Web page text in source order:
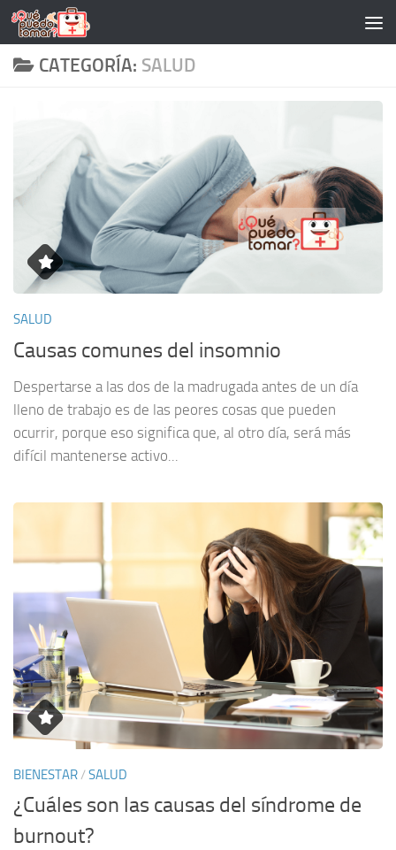
Saltar al contenido
CATEGORÍA: SALUD
SALUD
Causas comunes del insomnio
Despertarse a las dos de la madrugada antes de un día
lleno de trabajo es de las peores cosas que pueden
ocurrir, porque eso significa que, al otro día, será más
difícil mantenerse activo...
BIENESTAR /SALUD
¿Cuáles son las causas del síndrome de
burnout?